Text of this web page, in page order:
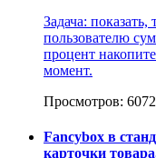
Задача:
пользователю
процент
момент.
Просмотров: 6072
Fancybox в
карточки